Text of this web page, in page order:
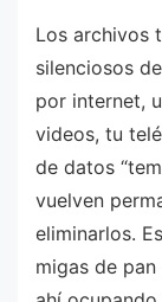
Los archivos
silenciosos
por internet,
videos, tu
de datos
vuelven
eliminarlos.
migas de